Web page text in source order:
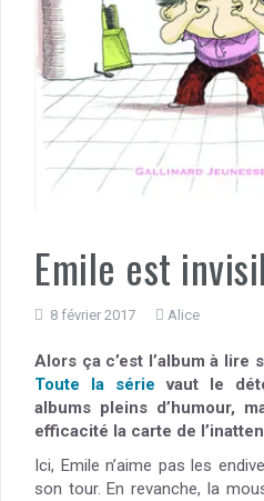
Emile est
8 février 2017 Alice
Alors ça c’est l’album à lire
Toute la série vaut le
albums pleins d’humour,
efficacité la carte de
Ici, Emile n’aime pas les
son tour. En revanche, la